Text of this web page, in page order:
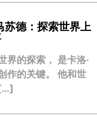
苏德：探索世界上
界的探索， 是卡洛·
作的关键。 他和世